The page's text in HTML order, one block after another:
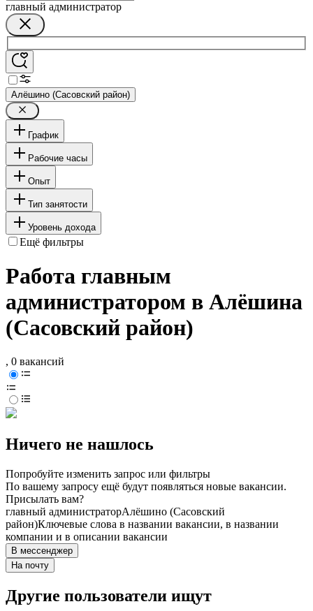
главный администратор
Алёшино (Сасовский район)
График
Рабочие часы
Опыт
Тип занятости
Уровень дохода
Ещё фильтры
Работа главным
администратором в Алёшина
(Сасовский район)
, 0 вакансий
Ничего не нашлось
Попробуйте изменить запрос или фильтры
По вашему запросу ещё будут появляться новые вакансии.
Присылать вам?
главный администраторАлёшино (Сасовский
район)Ключевые слова в названии вакансии, в названии
компании и в описании вакансии
В мессенджер
На почту
Другие пользователи ищут